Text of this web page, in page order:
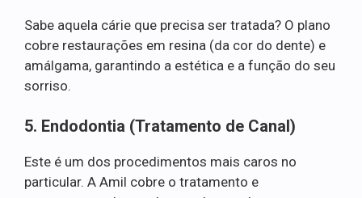
Sabe aquela cárie que precisa ser tratada? O plano
cobre restaurações em resina (da cor do dente) e
amálgama, garantindo a estética e a função do seu
sorriso.
5. Endodontia (Tratamento de Canal)
Este é um dos procedimentos mais caros no
particular. A Amil cobre o tratamento e